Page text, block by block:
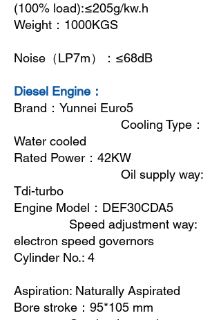
(100% load):≤205g/kw.h
Weight ： 1000KGS
Noise （LP7m）： ≤68dB
Diesel Engine：
Brand ： Yunnei Euro5
Cooling Type ：
Water cooled
Rated Power ： 42KW
Oil supply way:
Tdi-turbo
Engine Model ： DEF30CDA5
Speed adjustment way:
electron speed governors
Cylinder No.: 4
Aspiration: Naturally Aspirated
Bore stroke ： 95*105 mm